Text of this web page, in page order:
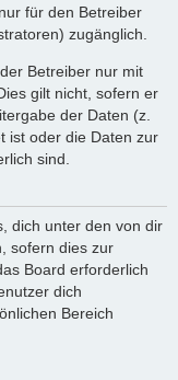
für den Betreiber
zugänglich.
Betreiber nur mit
gilt nicht, sofern er
der Daten (z.
ist oder die Daten zur
sind.
dich unter den von dir
sofern dies zur
Board erforderlich
dich
Bereich